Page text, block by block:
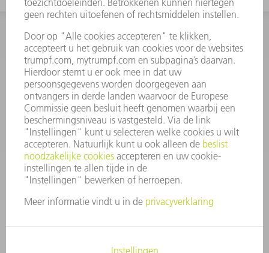
INFORMATIE
Veel gestelde vragen
Algemene voorwaarden
CONTACT
+31 88 4002 400
Ma. - vr. 8.00 - 17.00 uur
onderdelen.tnl@de.trumpf.com